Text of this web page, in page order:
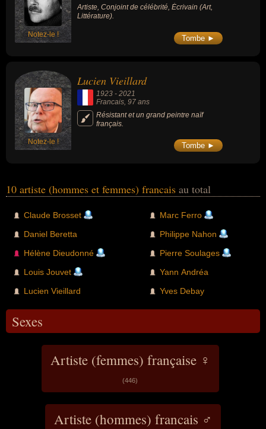
Notez-le !
Artiste, Conjoint de célébrité, Écrivain (Art,
Littérature).
Tombe ►
Notez-le !
Lucien Vieillard
1923 - 2021
Francais, 97 ans
Résistant et un grand peintre naïf
français.
Tombe ►
10 artiste (hommes et femmes) francais au total
Claude Brosset
Daniel Beretta
Hélène Dieudonné
Louis Jouvet
Lucien Vieillard
Marc Ferro
Philippe Nahon
Pierre Soulages
Yann Andréa
Yves Debay
Sexes
Artiste (femmes) française ♀
(446)
Artiste (hommes) francais ♂